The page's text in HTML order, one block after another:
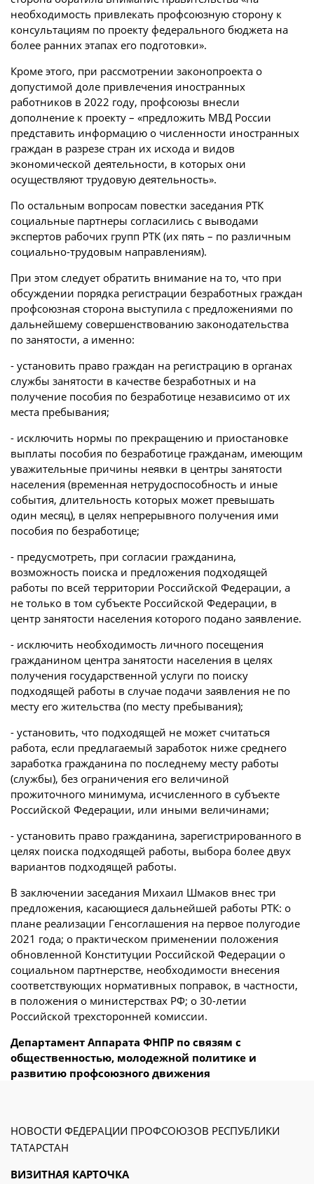
необходимость привлекать профсоюзную сторону к
консультациям по проекту федерального бюджета на
более ранних этапах его подготовки».
Кроме этого, при рассмотрении законопроекта о
допустимой доле привлечения иностранных
работников в 2022 году, профсоюзы внесли
дополнение к проекту – «предложить МВД России
представить информацию о численности иностранных
граждан в разрезе стран их исхода и видов
экономической деятельности, в которых они
осуществляют трудовую деятельность».
По остальным вопросам повестки заседания РТК
социальные партнеры согласились с выводами
экспертов рабочих групп РТК (их пять – по различным
социально-трудовым направлениям).
При этом следует обратить внимание на то, что при
обсуждении порядка регистрации безработных граждан
профсоюзная сторона выступила с предложениями по
дальнейшему совершенствованию законодательства
по занятости, а именно:
- установить право граждан на регистрацию в органах
службы занятости в качестве безработных и на
получение пособия по безработице независимо от их
места пребывания;
- исключить нормы по прекращению и приостановке
выплаты пособия по безработице гражданам, имеющим
уважительные причины неявки в центры занятости
населения (временная нетрудоспособность и иные
события, длительность которых может превышать
один месяц), в целях непрерывного получения ими
пособия по безработице;
- предусмотреть, при согласии гражданина,
возможность поиска и предложения подходящей
работы по всей территории Российской Федерации, а
не только в том субъекте Российской Федерации, в
центр занятости населения которого подано заявление.
- исключить необходимость личного посещения
гражданином центра занятости населения в целях
получения государственной услуги по поиску
подходящей работы в случае подачи заявления не по
месту его жительства (по месту пребывания);
- установить, что подходящей не может считаться
работа, если предлагаемый заработок ниже среднего
заработка гражданина по последнему месту работы
(службы), без ограничения его величиной
прожиточного минимума, исчисленного в субъекте
Российской Федерации, или иными величинами;
- установить право гражданина, зарегистрированного в
целях поиска подходящей работы, выбора более двух
вариантов подходящей работы.
В заключении заседания Михаил Шмаков внес три
предложения, касающиеся дальнейшей работы РТК: о
плане реализации Генсоглашения на первое полугодие
2021 года; о практическом применении положения
обновленной Конституции Российской Федерации о
социальном партнерстве, необходимости внесения
соответствующих нормативных поправок, в частности,
в положения о министерствах РФ; о 30-летии
Российской трехсторонней комиссии.
Департамент Аппарата ФНПР по связям с
общественностью, молодежной политике и
развитию профсоюзного движения
НОВОСТИ ФЕДЕРАЦИИ ПРОФСОЮЗОВ РЕСПУБЛИКИ
ТАТАРСТАН
ВИЗИТНАЯ КАРТОЧКА